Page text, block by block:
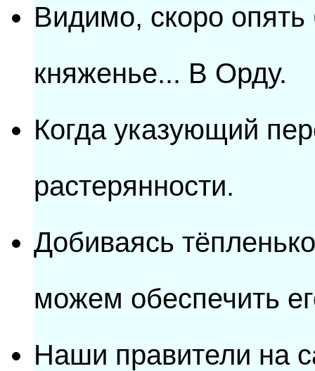
Видимо, скоро опять
княженье... В Орду.
Когда указующий
растерянности.
Добиваясь
можем обеспечить
Наши правители на